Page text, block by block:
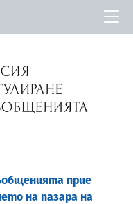
прие
на пазара на